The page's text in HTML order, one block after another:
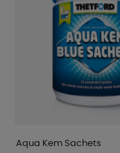
Aqua Kem Sachets